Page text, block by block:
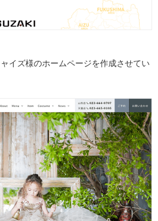
イズ様のホームページを作成させてい